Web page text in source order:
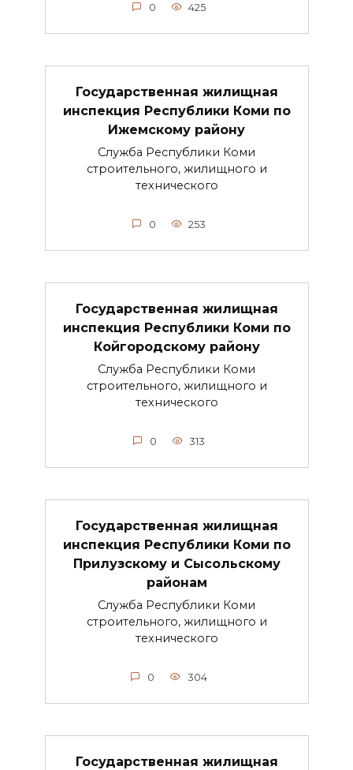
0 425
Государственная жилищная
инспекция Республики Коми по
Ижемскому району
Служба Республики Коми
строительного, жилищного и
технического
0 253
Государственная жилищная
инспекция Республики Коми по
Койгородскому району
Служба Республики Коми
строительного, жилищного и
технического
0 313
Государственная жилищная
инспекция Республики Коми по
Прилузскому и Сысольскому
районам
Служба Республики Коми
строительного, жилищного и
технического
0 304
Государственная жилищная